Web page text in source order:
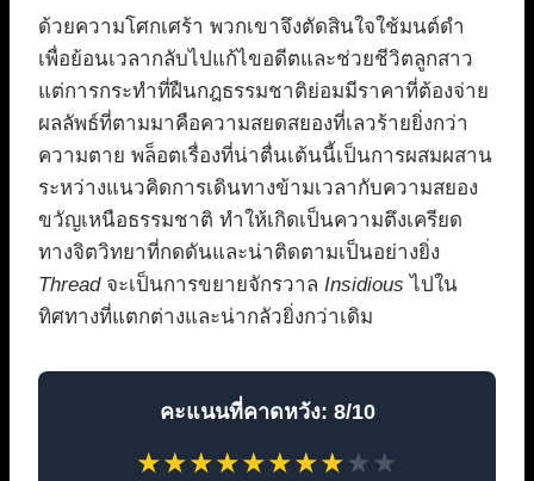
ด้วยความโศกเศร้า พวกเขาจึงตัดสินใจใช้มนต์ดำ
เพื่อย้อนเวลากลับไปแก้ไขอดีตและช่วยชีวิตลูกสาว
แต่การกระทำที่ฝืนกฎธรรมชาติย่อมมีราคาที่ต้องจ่าย
ผลลัพธ์ที่ตามมาคือความสยดสยองที่เลวร้ายยิ่งกว่า
ความตาย พล็อตเรื่องที่น่าตื่นเต้นนี้เป็นการผสมผสาน
ระหว่างแนวคิดการเดินทางข้ามเวลากับความสยอง
ขวัญเหนือธรรมชาติ ทำให้เกิดเป็นความตึงเครียด
ทางจิตวิทยาที่กดดันและน่าติดตามเป็นอย่างยิ่ง
Threadจะเป็นการขยายจักรวาล Insidious ไปใน
ทิศทางที่แตกต่างและน่ากลัวยิ่งกว่าเดิม
คะแนนที่คาดหวัง: 8/10
★★★★★★★★★★